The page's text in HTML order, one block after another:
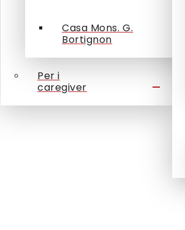
Casa Mons. G.
Bortignon
Per i
caregiver